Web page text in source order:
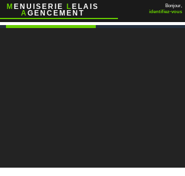
M ENUISERIE L ELAIS
AGENCEMENT
Bonjour,
identifiez-vous
automatiquement,